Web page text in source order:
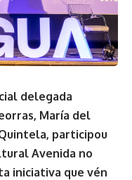
delegada
María del
participou
Avenida no
iniciativa que vén